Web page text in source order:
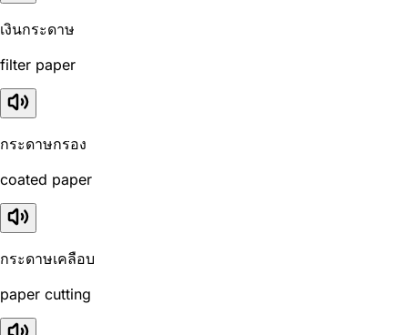
เงินกระดาษ
filter paper
กระดาษกรอง
coated paper
กระดาษเคลือบ
paper cutting